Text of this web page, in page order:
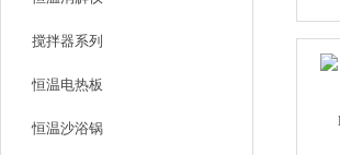
搅拌器系列
恒温电热板
恒温沙浴锅